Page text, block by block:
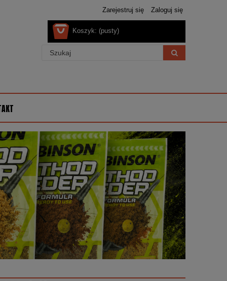
Zarejestruj się Zaloguj się
Koszyk: (pusty)